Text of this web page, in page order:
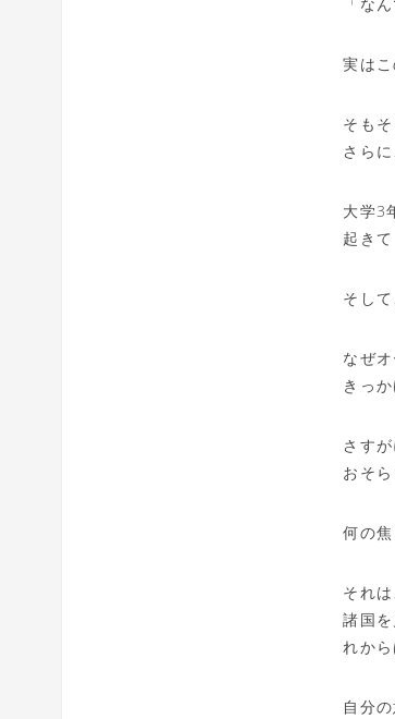
実は
そも
さら
大学3
起き
そし
なぜ
きっ
さす
おそ
何の焦
それ
諸国
れか
自分